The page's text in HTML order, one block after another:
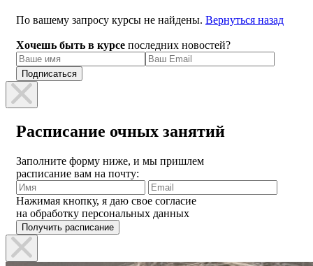
По вашему запросу курсы не найдены. Вернуться назад
Хочешь быть в курсе последних новостей?
Расписание очных занятий
Заполните форму ниже, и мы пришлем
расписание вам на почту:
Нажимая кнопку, я даю свое согласие
на обработку персональных данных